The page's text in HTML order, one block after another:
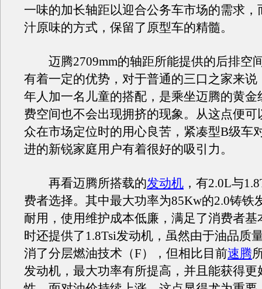
一味的加长轴距以迎合公务车市场的需求，
汁原味的方式，保留了原型车的精髓。
迈腾2709mm的轴距所能提供的后排空
有着一定的优势，对于普通的三口之家来说
年人加一名儿童的搭配，是乘坐迈腾的黄金
费空间也不会出现拥挤的现象。从这点便可
众在市场定位时的用心良苦，紧凑型B级车
进的新锐家庭用户有着很好的吸引力。
再看迈腾所搭载的发动机 ，有2.0L与
费者选择。其中最大功率为85Kw的2.0铸铁
耐用，使用维护成本低廉，满足了消费者基
时还提供了1.8Tsi发动机，虽然由于油品质
消了分层燃油技术（F），但相比目前速腾
发动机，最大功率有所提高，并且能获得更